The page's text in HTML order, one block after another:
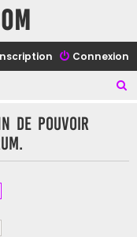
Connexion
de pouvoir